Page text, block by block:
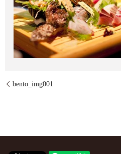
bento_img001